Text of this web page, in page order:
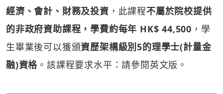
經濟、會計、財務及投資 ，此課程不屬於院校提供
的非政府資助課程，學費約每年 HK$ 44,500 ，學
生畢業後可以獲頒資歷架構級別5的理學士(計量金
融)資格 。該課程要求水平：請參閱英文版。